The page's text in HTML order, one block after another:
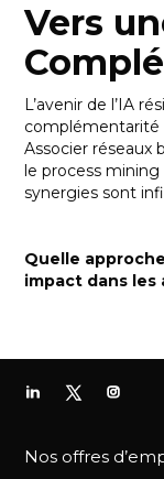
Vers
L’avenir de l’IA
complémentarité
Associer réseaux
le process
synergies sont
Quelle
impact dans les
Nos offres